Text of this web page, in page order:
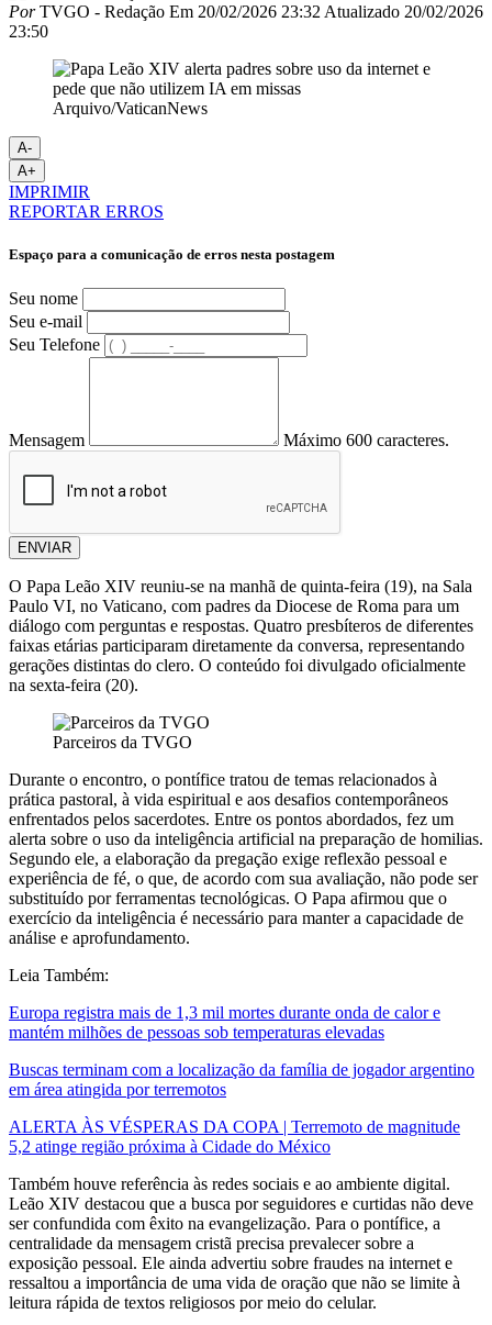
PorTVGO - Redação Em 20/02/2026 23:32 Atualizado 20/02/2026
23:50
Arquivo/VaticanNews
A-
A+
IMPRIMIR
REPORTAR ERROS
Espaço para a comunicação de erros nesta postagem
Seu nome
Seu e-mail
Seu Telefone
Mensagem Máximo 600 caracteres.
ENVIAR
O Papa Leão XIV reuniu-se na manhã de quinta-feira (19), na Sala
Paulo VI, no Vaticano, com padres da Diocese de Roma para um
diálogo com perguntas e respostas. Quatro presbíteros de diferentes
faixas etárias participaram diretamente da conversa, representando
gerações distintas do clero. O conteúdo foi divulgado oficialmente
na sexta-feira (20).
Parceiros da TVGO
Durante o encontro, o pontífice tratou de temas relacionados à
prática pastoral, à vida espiritual e aos desafios contemporâneos
enfrentados pelos sacerdotes. Entre os pontos abordados, fez um
alerta sobre o uso da inteligência artificial na preparação de homilias.
Segundo ele, a elaboração da pregação exige reflexão pessoal e
experiência de fé, o que, de acordo com sua avaliação, não pode ser
substituído por ferramentas tecnológicas. O Papa afirmou que o
exercício da inteligência é necessário para manter a capacidade de
análise e aprofundamento.
Leia Também:
Europa registra mais de 1,3 mil mortes durante onda de calor e
mantém milhões de pessoas sob temperaturas elevadas
Buscas terminam com a localização da família de jogador argentino
em área atingida por terremotos
ALERTA ÀS VÉSPERAS DA COPA | Terremoto de magnitude
5,2 atinge região próxima à Cidade do México
Também houve referência às redes sociais e ao ambiente digital.
Leão XIV destacou que a busca por seguidores e curtidas não deve
ser confundida com êxito na evangelização. Para o pontífice, a
centralidade da mensagem cristã precisa prevalecer sobre a
exposição pessoal. Ele ainda advertiu sobre fraudes na internet e
ressaltou a importância de uma vida de oração que não se limite à
leitura rápida de textos religiosos por meio do celular.